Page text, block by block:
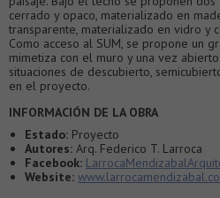
cerrado y opaco, materializado en
transparente, materializado en vidro y
Como acceso al SUM, se propone un
mimetiza con el muro y una vez
situaciones de descubierto,
en el proyecto.
INFORMACIÓN DE LA OBRA
Estado: Proyecto
Autores: Arq. Federico T. Larroca
Facebook:
Website: